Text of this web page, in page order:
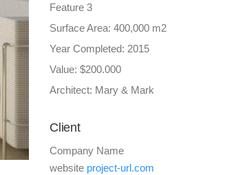
Feature 3
Surface Area: 400,000 m2
Year Completed: 2015
Value: $200.000
Architect: Mary & Mark
Client
Company Name
website project-url.com